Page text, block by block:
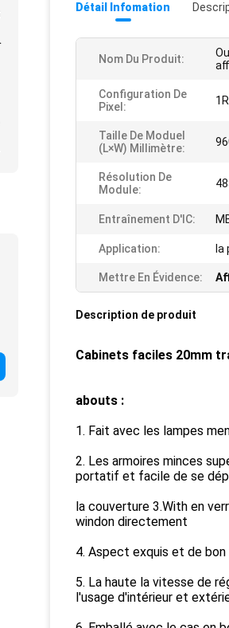
Détail Infomation
Nom Du Produit:
Configuration De
Pixel:
Taille De Moduel
(L×W) Millimètre:
Résolution De
Module:
Entraînement D'IC:
Application: la
Mettre En Évidence:
Description de produit
Cabinets faciles 20mm
abouts :
1. Fait avec les lampes
2. Les armoires minces
portatif et facile de se
la couverture 3.With en
windon directement
4. Aspect exquis et de
5. La haute la vitesse de
l'usage d'intérieur et